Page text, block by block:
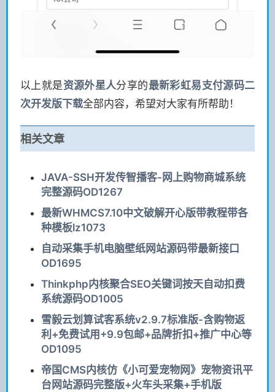
以上就是资源外星人分享的最新彩虹易支付源码二
次开发版下载全部内容，希望对大家有所帮助！
相关文章
JAVA-SSH开发传智播客-网上购物商城系统
完整源码OD1267
最新WHMCS7.10中文破解开心版带教程带各
种模板lz1073
自动采集手机电脑壁纸网站源码带最新接口
OD1695
Thinkphp内核聚合SEO关键词按天自动扣费
系统源码OD1005
雪毅云划算试客系统v2.9.7标准版-含购物返
利+免费试用+9.9包邮+品牌折扣+推广中心等
OD1095
帝国CMS内核仿《小可爱宠物网》宠物资讯平
台网站源码完整版+火车头采集+手机版